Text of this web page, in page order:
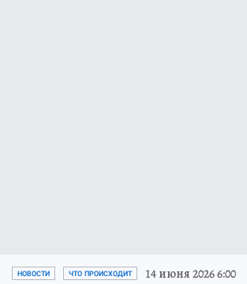
НОВОСТИ ЧТО ПРОИСХОДИТ 14 июня 2026 6:00